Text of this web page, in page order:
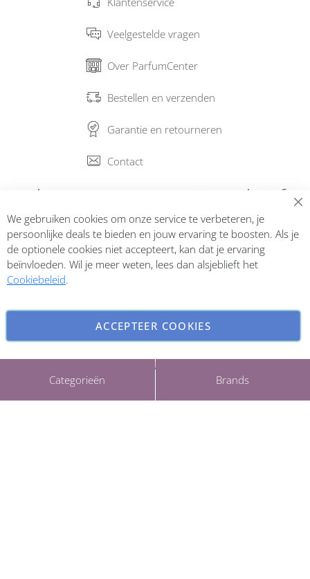
Categorieën Brands
Veelgestelde vragen
Over ParfumCenter
Bestellen en verzenden
Garantie en retourneren
Contact
Abonneer op onze nieuwsbrief
Inschrijven
Copyright © 2026 ParfumCenter.nl. All rights reserved.
We gebruiken cookies om onze service te verbeteren, je
persoonlijke deals te bieden en jouw ervaring te boosten. Als je
de optionele cookies niet accepteert, kan dat je ervaring
beïnvloeden. Wil je meer weten, lees dan alsjeblieft het
Cookiebeleid.
ACCEPTEER COOKIES
INSTELLINGEN AANPASSEN